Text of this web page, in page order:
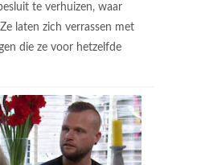
te verhuizen, waar
laten zich verrassen met
die ze voor hetzelfde